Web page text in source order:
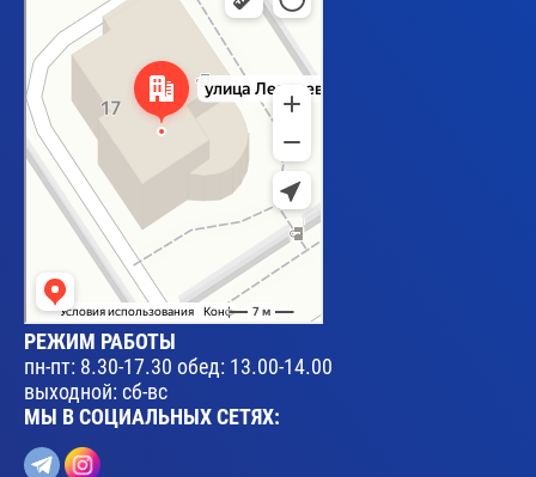
РЕЖИМ РАБОТЫ
пн-пт: 8.30-17.30 обед: 13.00-14.00
выходной: сб-вс
МЫ В СОЦИАЛЬНЫХ СЕТЯХ: